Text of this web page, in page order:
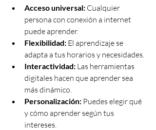
Acceso universal: Cualquier
persona con conexión a internet
puede aprender.
Flexibilidad: El aprendizaje se
adapta a tus horarios y necesidades.
Interactividad: Las herramientas
digitales hacen que aprender sea
más dinámico.
Personalización: Puedes elegir qué
y cómo aprender según tus
intereses.